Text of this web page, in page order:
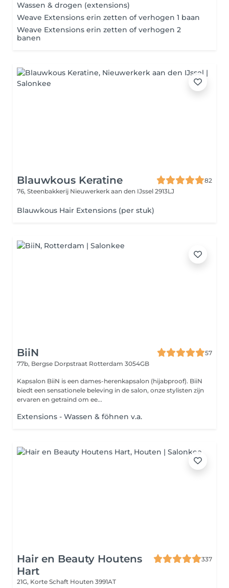
Wassen & drogen (extensions)
Weave Extensions erin zetten of verhogen 1 baan
Weave Extensions erin zetten of verhogen 2
banen
Blauwkous Keratine
82
76, Steenbakkerij Nieuwerkerk aan den IJssel 2913LJ
Blauwkous Hair Extensions (per stuk)
BiiN
57
77b, Bergse Dorpstraat Rotterdam 3054GB
Kapsalon BiiN is een dames-herenkapsalon (hijabproof). BiiN
biedt een sensationele beleving in de salon, onze stylisten zijn
ervaren en getraind om ee...
Extensions - Wassen & föhnen v.a.
Hair en Beauty Houtens
Hart
337
21G, Korte Schaft Houten 3991AT